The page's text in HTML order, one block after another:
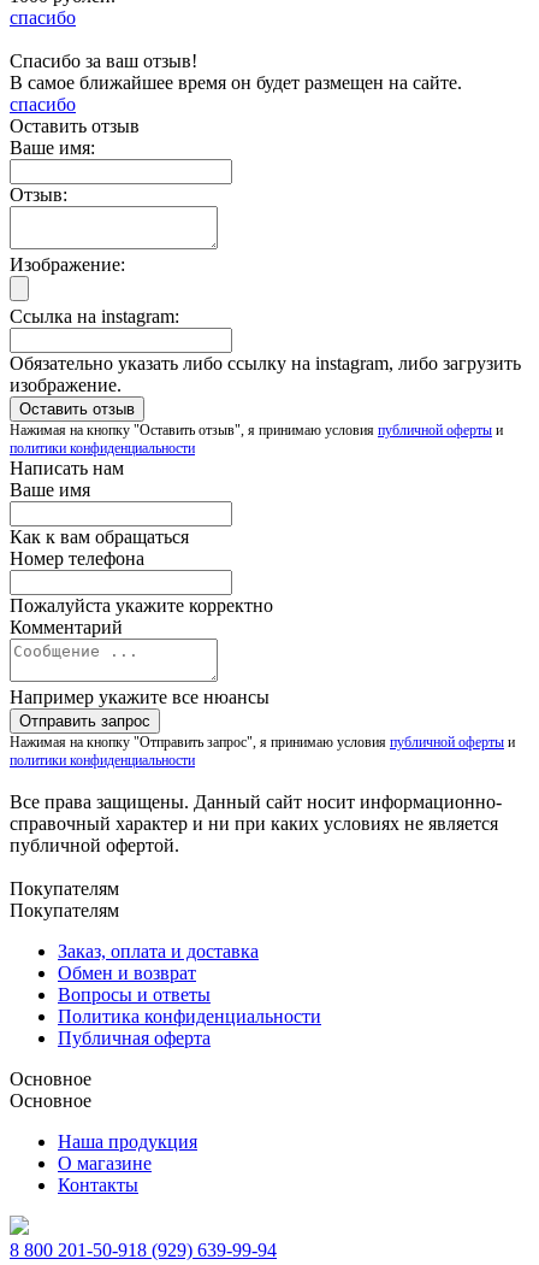
спасибо
Спасибо за ваш отзыв!
В самое ближайшее время он будет размещен на сайте.
спасибо
Оставить отзыв
Ваше имя:
Отзыв:
Изображение:
Ссылка на instagram:
Обязательно указать либо ссылку на instagram, либо загрузить
изображение.
Нажимая на кнопку "Оставить отзыв", я принимаю условия публичной оферты и
политики конфиденциальности
Написать нам
Ваше имя
Как к вам обращаться
Номер телефона
Пожалуйста укажите корректно
Комментарий
Например укажите все нюансы
Нажимая на кнопку "Отправить запрос", я принимаю условия публичной оферты и
политики конфиденциальности
Все права защищены. Данный сайт носит информационно-
справочный характер и ни при каких условиях не является
публичной офертой.
Покупателям
Покупателям
Заказ, оплата и доставка
Обмен и возврат
Вопросы и ответы
Политика конфиденциальности
Публичная оферта
Основное
Основное
Наша продукция
О магазине
Контакты
8 800 201-50-918 (929) 639-99-94